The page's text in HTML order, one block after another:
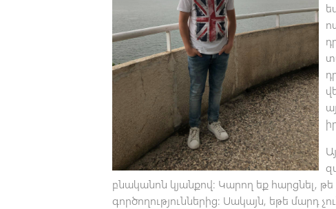
բնականոն կյանքով: Կարող եք հարցնել, թե
գործողություններից: Սակայն, եթե մարդ